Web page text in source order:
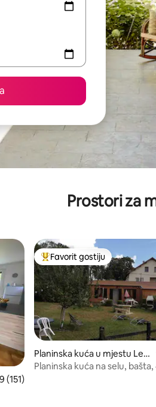
Prostori za
ocjena 4,99 od 5, recenzija: 151
(151)
Glavni favorit gostiju
Favorit gostiju
Planinska kuća u mjestu Les
Terres-de-Chaux
Planinska kuća na selu,